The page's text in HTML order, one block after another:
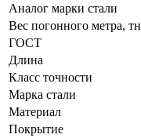
Аналог марки стали
Вес погонного метра, тн
ГОСТ
Длина
Класс точности
Марка стали
Материал
Покрытие